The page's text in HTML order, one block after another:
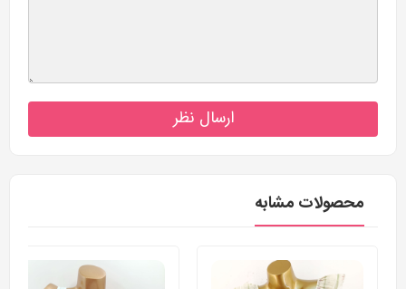
ارسال نظر
محصولات مشابه